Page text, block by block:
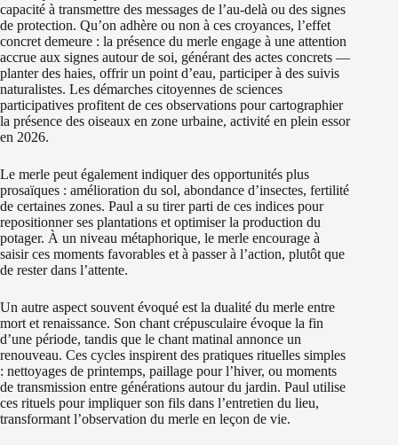
capacité à transmettre des messages de l’au-delà ou des signes
de protection. Qu’on adhère ou non à ces croyances, l’effet
concret demeure : la présence du merle engage à une attention
accrue aux signes autour de soi, générant des actes concrets —
planter des haies, offrir un point d’eau, participer à des suivis
naturalistes. Les démarches citoyennes de sciences
participatives profitent de ces observations pour cartographier
la présence des oiseaux en zone urbaine, activité en plein essor
en 2026.
Le merle peut également indiquer des opportunités plus
prosaïques : amélioration du sol, abondance d’insectes, fertilité
de certaines zones. Paul a su tirer parti de ces indices pour
repositionner ses plantations et optimiser la production du
potager. À un niveau métaphorique, le merle encourage à
saisir ces moments favorables et à passer à l’action, plutôt que
de rester dans l’attente.
Un autre aspect souvent évoqué est la dualité du merle entre
mort et renaissance. Son chant crépusculaire évoque la fin
d’une période, tandis que le chant matinal annonce un
renouveau. Ces cycles inspirent des pratiques rituelles simples
: nettoyages de printemps, paillage pour l’hiver, ou moments
de transmission entre générations autour du jardin. Paul utilise
ces rituels pour impliquer son fils dans l’entretien du lieu,
transformant l’observation du merle en leçon de vie.